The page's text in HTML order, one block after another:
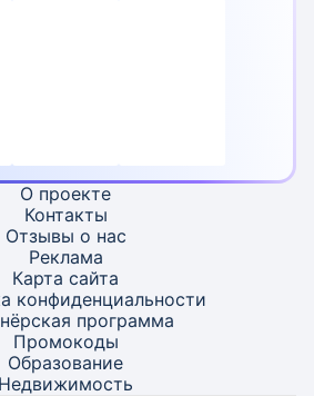
О проекте
Контакты
Отзывы о нас
Реклама
Карта сайта
конфиденциальности
программа
Промокоды
Образование
Недвижимость